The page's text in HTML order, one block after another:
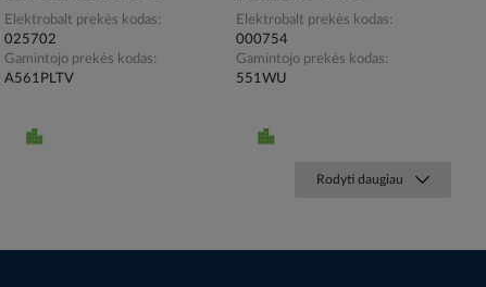
Elektrobalt prekės kodas
025702
Gamintojo prekės kodas
A561PLTV
Elektrobalt prekės kodas
000754
Gamintojo prekės kodas
551WU
Rodyti daugiau